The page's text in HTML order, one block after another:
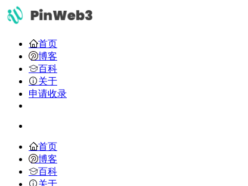
首页
博客
百科
关于
申请收录
首页
博客
百科
关于